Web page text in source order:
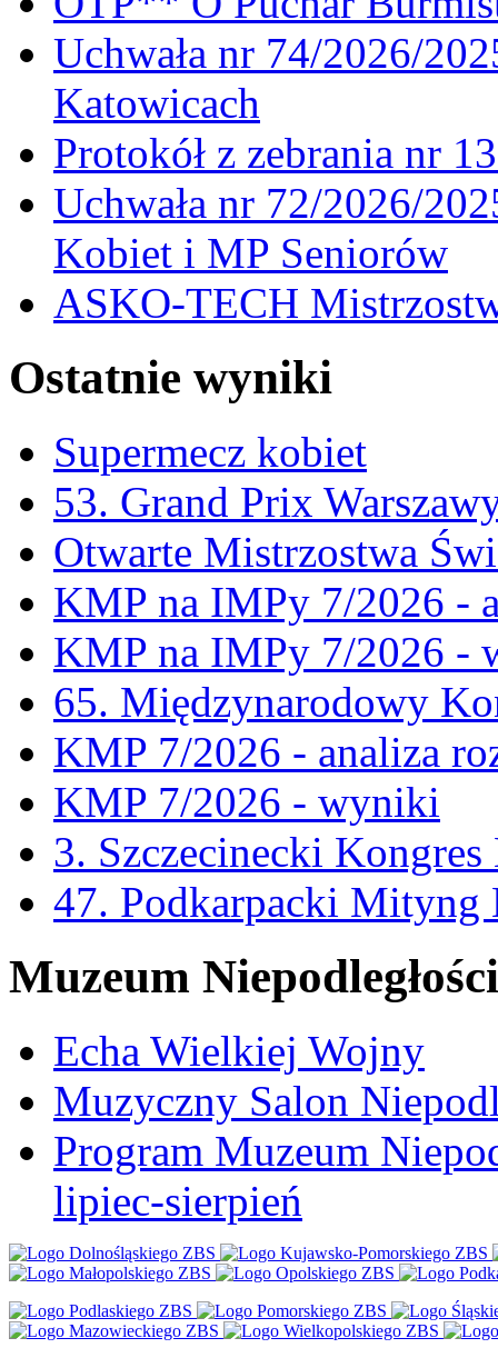
Uchwała nr 74/2026/
Katowicach
Protokół z zebrania nr
Uchwała nr 72/2026/
Kobiet i MP Seniorów
ASKO-TECH
Ostatnie wyniki
Supermecz kobiet
53. Grand Prix
Otwarte Mistrzostwa
KMP na IMPy 7/2026 -
KMP na IMPy 7/2026 -
65. Międzynarodowy
KMP 7/2026 - analiza
KMP 7/2026 - wyniki
3. Szczecinecki
47. Podkarpacki Mityng
Muzeum Niepodległości
Echa Wielkiej Wojny
Muzyczny Salon
Program Muzeum
lipiec-sierpień